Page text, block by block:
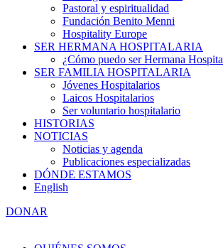
Pastoral y espiritualidad
Fundación Benito Menni
Hospitality Europe
SER HERMANA HOSPITALARIA
¿Cómo puedo ser Hermana
SER FAMILIA HOSPITALARIA
Jóvenes Hospitalarios
Laicos Hospitalarios
Ser voluntario hospitalario
HISTORIAS
NOTICIAS
Noticias y agenda
Publicaciones especializadas
DÓNDE ESTAMOS
English
DONAR